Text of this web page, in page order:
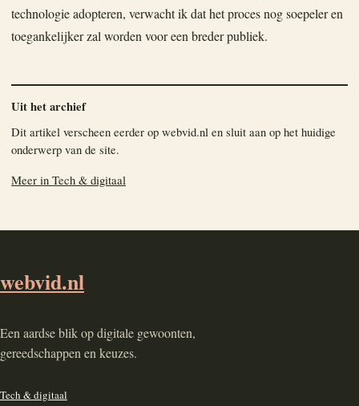
Uit het archief
Dit artikel verscheen eerder op webvid.nl en sluit aan op het huidige
onderwerp van de site.
Meer in Tech & digitaal
technologie adopteren, verwacht ik dat het proces nog soepeler en
toegankelijker zal worden voor een breder publiek.
webvid.nl
Een aardse blik op digitale gewoonten,
gereedschappen en keuzes.
Tech & digitaal